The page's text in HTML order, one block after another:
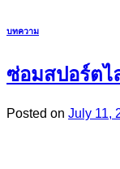
บทความ
ซ่อมสปอร์ตไ
Posted on July 11,